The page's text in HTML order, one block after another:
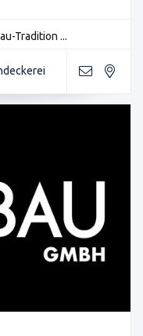
Tradition ...